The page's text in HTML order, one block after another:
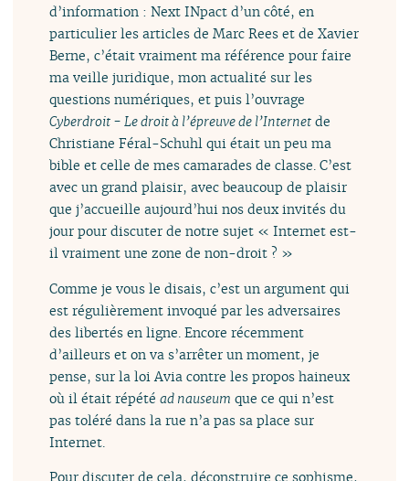
d’information : Next INpact d’un côté, en
particulier les articles de Marc Rees et de Xavier
Berne, c’était vraiment ma référence pour faire
ma veille juridique, mon actualité sur les
questions numériques, et puis l’ouvrage
Cyberdroit - Le droit à l’épreuve de l’Internet de
Christiane Féral-Schuhl qui était un peu ma
bible et celle de mes camarades de classe. C’est
avec un grand plaisir, avec beaucoup de plaisir
que j’accueille aujourd’hui nos deux invités du
jour pour discuter de notre sujet « Internet est-
il vraiment une zone de non-droit ? »
Comme je vous le disais, c’est un argument qui
est régulièrement invoqué par les adversaires
des libertés en ligne. Encore récemment
d’ailleurs et on va s’arrêter un moment, je
pense, sur la loi Avia contre les propos haineux
où il était répétéad nauseum que ce qui n’est
pas toléré dans la rue n’a pas sa place sur
Internet.
Pour discuter de cela, déconstruire ce sophisme,